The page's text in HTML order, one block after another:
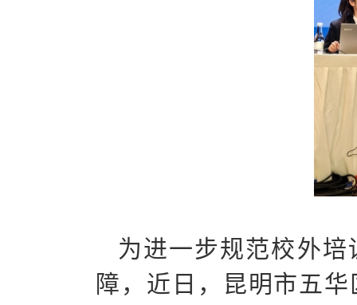
为进一步规范校外
障，近日，昆明市五